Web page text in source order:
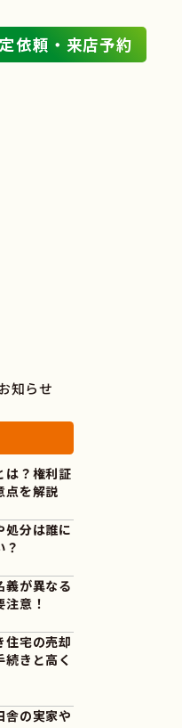
依頼・来店予約
知らせ
は？権利証
点を解説
処分は誰に
？
義が異なる
意！
住宅の売却
続きと高く
舎の実家や